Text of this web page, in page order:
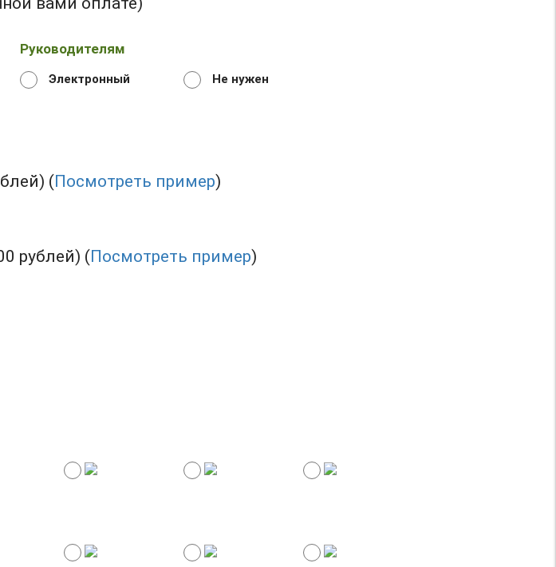
Руководителям
Электронный Не нужен
(Посмотреть пример)
рублей) (Посмотреть пример)